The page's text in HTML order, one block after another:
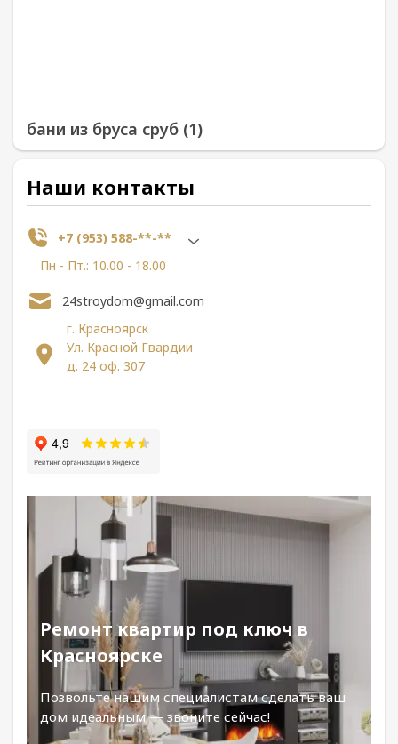
бани из бруса сруб (1)
Наши контакты
+7 (953) 588-**-**
Пн - Пт.: 10.00 - 18.00
г. Красноярск
Ул. Красной Гвардии
д. 24 оф. 307
24stroydom@gmail.com
Ремонт квартир под ключ в
Красноярске
Позвольте нашим специалистам сделать ваш
дом идеальным — звоните сейчас!